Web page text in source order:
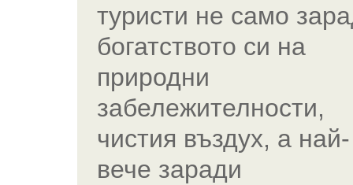
туристи не само
богатството си на
природни
забележителности,
чистия въздух, а най-
вече заради